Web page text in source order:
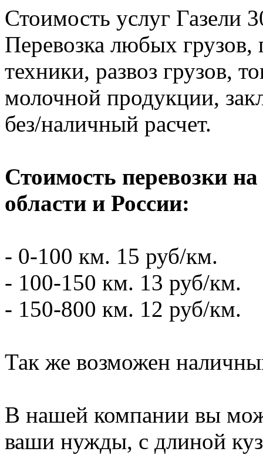
Стоимость услуг Газели
Перевозка любых грузов,
техники, развоз грузов,
молочной продукции,
без/наличный расчет.
Стоимость перевозки
области и России:
- 0-100 км. 15 руб/км.
- 100-150 км. 13 руб/км.
- 150-800 км. 12 руб/км.
Так же возможен
В нашей компании вы
ваши нужды, с длиной